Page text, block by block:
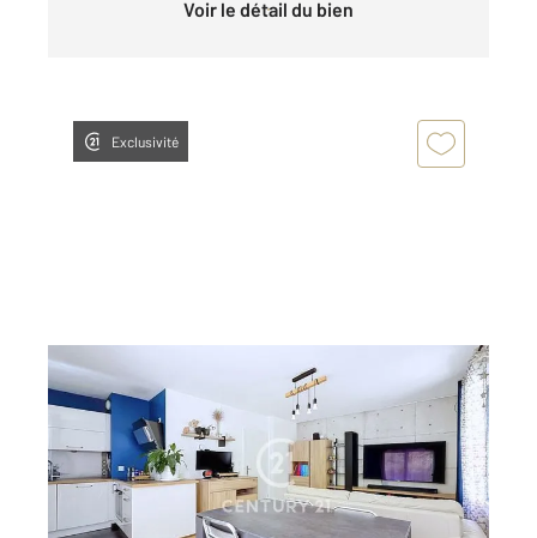
Voir le détail du bien
Exclusivité
DEUIL LA BARRE 95
74,34 m2, 4 pièces
Ref : 12090
Appartement F4 à vendre
279 000 €